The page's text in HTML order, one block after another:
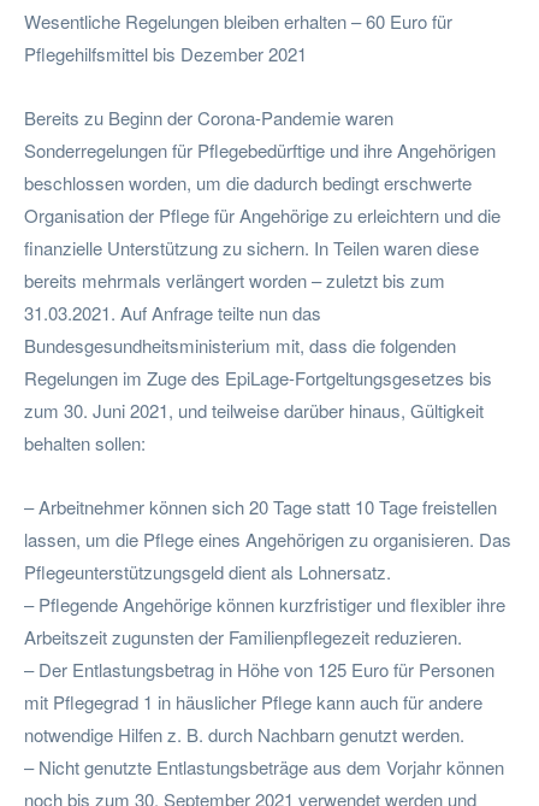
Wesentliche Regelungen bleiben erhalten – 60 Euro für
Pflegehilfsmittel bis Dezember 2021
Bereits zu Beginn der Corona-Pandemie waren
Sonderregelungen für Pflegebedürftige und ihre Angehörigen
beschlossen worden, um die dadurch bedingt erschwerte
Organisation der Pflege für Angehörige zu erleichtern und die
finanzielle Unterstützung zu sichern. In Teilen waren diese
bereits mehrmals verlängert worden – zuletzt bis zum
31.03.2021. Auf Anfrage teilte nun das
Bundesgesundheitsministerium mit, dass die folgenden
Regelungen im Zuge des EpiLage-Fortgeltungsgesetzes bis
zum 30. Juni 2021, und teilweise darüber hinaus, Gültigkeit
behalten sollen:
– Arbeitnehmer können sich 20 Tage statt 10 Tage freistellen
lassen, um die Pflege eines Angehörigen zu organisieren. Das
Pflegeunterstützungsgeld dient als Lohnersatz.
– Pflegende Angehörige können kurzfristiger und flexibler ihre
Arbeitszeit zugunsten der Familienpflegezeit reduzieren.
– Der Entlastungsbetrag in Höhe von 125 Euro für Personen
mit Pflegegrad 1 in häuslicher Pflege kann auch für andere
notwendige Hilfen z. B. durch Nachbarn genutzt werden.
– Nicht genutzte Entlastungsbeträge aus dem Vorjahr können
noch bis zum 30. September 2021 verwendet werden und